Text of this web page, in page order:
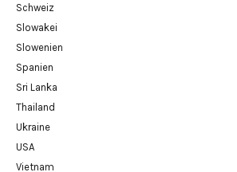
Schweiz
Slowakei
Slowenien
Spanien
Sri Lanka
Thailand
Ukraine
USA
Vietnam